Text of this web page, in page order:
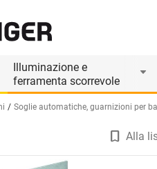
Illuminazione e
ferramenta scorrevole
Soglie automatiche, guarnizioni per
Alla